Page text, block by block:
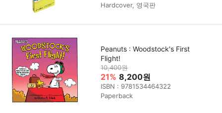
Hardcover, 영국판
Peanuts : Woodstock's First
Flight!
10,400원
21% 8,200원
ISBN : 9781534464322
Paperback